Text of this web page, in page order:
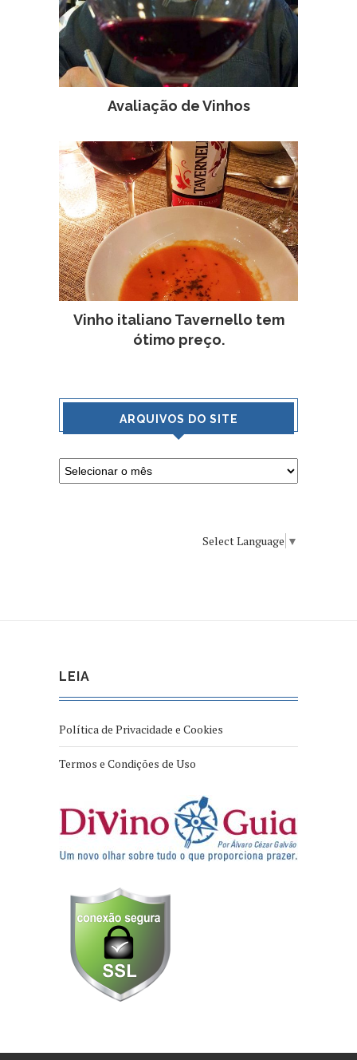
Avaliação de Vinhos
Vinho italiano Tavernello tem
ótimo preço.
ARQUIVOS DO SITE
Select Language ▼
LEIA
Política de Privacidade e Cookies
Termos e Condições de Uso